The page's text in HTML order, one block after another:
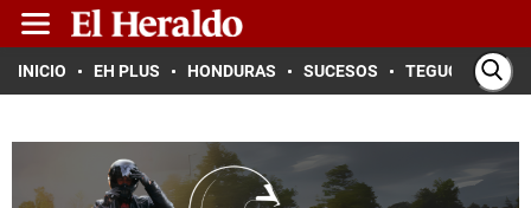
INICIO EH PLUS HONDURAS SUCESOS TEGUCIGALPA